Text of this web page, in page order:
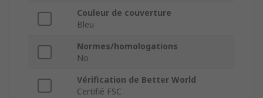
Couleur de couverture
Bleu
Normes/homologations
No
Vérification de Better World
Certifié FSC